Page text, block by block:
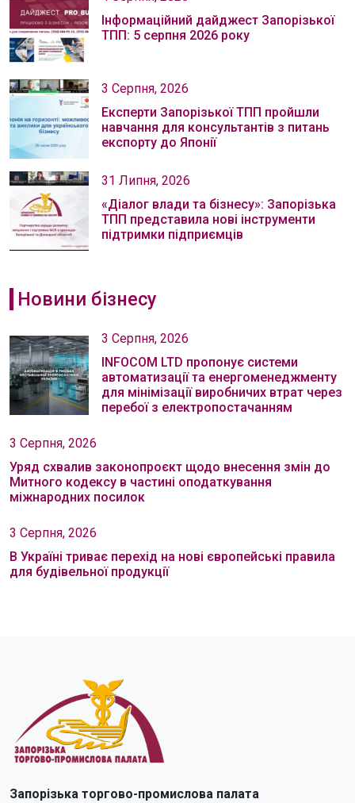
Інформаційний дайджест Запорізької
ТПП: 5 серпня 2026 року
3 Серпня, 2026
Експерти Запорізької ТПП пройшли
навчання для консультантів з питань
експорту до Японії
31 Липня, 2026
«Діалог влади та бізнесу»: Запорізька
ТПП представила нові інструменти
підтримки підприємців
Новини бізнесу
3 Серпня, 2026
INFOCOM LTD пропонує системи
автоматизації та енергоменеджменту
для мінімізації виробничих втрат через
перебої з електропостачанням
3 Серпня, 2026
Уряд схвалив законопроєкт щодо внесення змін до
Митного кодексу в частині оподаткування
міжнародних посилок
3 Серпня, 2026
В Україні триває перехід на нові європейські правила
для будівельної продукції
Запорізька торгово-промислова палата